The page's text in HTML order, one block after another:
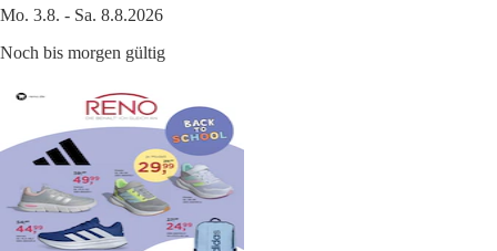
Mo. 3.8. - Sa. 8.8.2026
Noch bis morgen gültig